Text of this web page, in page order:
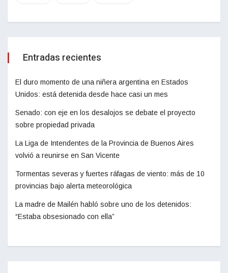
Entradas recientes
El duro momento de una niñera argentina en Estados
Unidos: está detenida desde hace casi un mes
Senado: con eje en los desalojos se debate el proyecto
sobre propiedad privada
La Liga de Intendentes de la Provincia de Buenos Aires
volvió a reunirse en San Vicente
Tormentas severas y fuertes ráfagas de viento: más de 10
provincias bajo alerta meteorológica
La madre de Mailén habló sobre uno de los detenidos:
“Estaba obsesionado con ella”